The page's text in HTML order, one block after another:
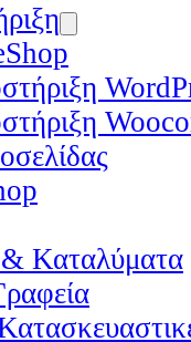
& Καταλύματα